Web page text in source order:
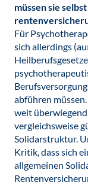
müssen sie
Für
sich allerdings
abführen
weit
vergleichsweise
Solidarstruktur.
Kritik, dass sich
allgemeinen